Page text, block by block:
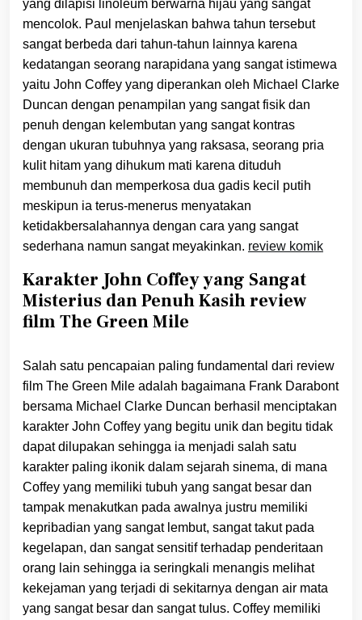
yang dilapisi linoleum berwarna hijau yang sangat
mencolok. Paul menjelaskan bahwa tahun tersebut
sangat berbeda dari tahun-tahun lainnya karena
kedatangan seorang narapidana yang sangat istimewa
yaitu John Coffey yang diperankan oleh Michael Clarke
Duncan dengan penampilan yang sangat fisik dan
penuh dengan kelembutan yang sangat kontras
dengan ukuran tubuhnya yang raksasa, seorang pria
kulit hitam yang dihukum mati karena dituduh
membunuh dan memperkosa dua gadis kecil putih
meskipun ia terus-menerus menyatakan
ketidakbersalahannya dengan cara yang sangat
sederhana namun sangat meyakinkan. review komik
Karakter John Coffey yang Sangat
Misterius dan Penuh Kasih review
film The Green Mile
Salah satu pencapaian paling fundamental dari review
film The Green Mile adalah bagaimana Frank Darabont
bersama Michael Clarke Duncan berhasil menciptakan
karakter John Coffey yang begitu unik dan begitu tidak
dapat dilupakan sehingga ia menjadi salah satu
karakter paling ikonik dalam sejarah sinema, di mana
Coffey yang memiliki tubuh yang sangat besar dan
tampak menakutkan pada awalnya justru memiliki
kepribadian yang sangat lembut, sangat takut pada
kegelapan, dan sangat sensitif terhadap penderitaan
orang lain sehingga ia seringkali menangis melihat
kekejaman yang terjadi di sekitarnya dengan air mata
yang sangat besar dan sangat tulus. Coffey memiliki